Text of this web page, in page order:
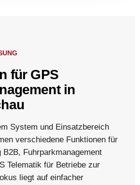
für GPS
in
System und Einsatzbereich
verschiedene Funktionen für
B2B, Fuhrparkmanagement
Telematik für Betriebe zur
liegt auf einfacher